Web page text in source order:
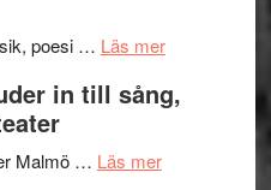
genrens
terräng
poesi … Läs merom
Endre,
in till sång,
Malmö … Läs merom